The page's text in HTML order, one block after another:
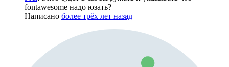
fontawesome надо юзать?
Написано более трёх лет назад